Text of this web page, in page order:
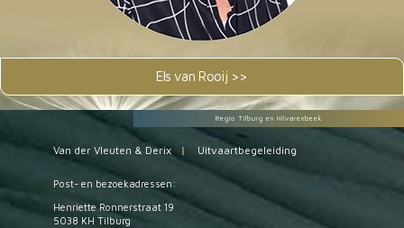
Els van Rooij >>
Regio Tilburg en Hilvarenbeek
Van der Vleuten & Derix | Uitvaartbegeleiding
Post- en bezoekadressen:
Henriette Ronnerstraat 19
5038 KH Tilburg